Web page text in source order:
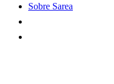
Sobre Sarea